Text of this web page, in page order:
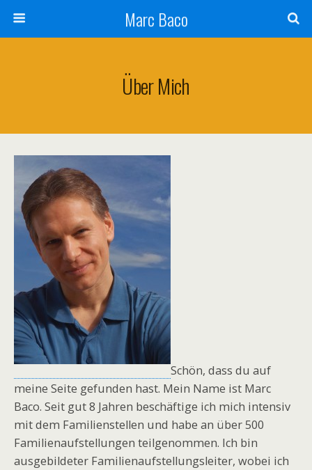
Marc Baco
Über Mich
Schön, dass du auf
meine Seite gefunden hast. Mein Name ist Marc
Baco. Seit gut 8 Jahren beschäftige ich mich intensiv
mit dem Familienstellen und habe an über 500
Familienaufstellungen teilgenommen. Ich bin
ausgebildeter Familienaufstellungsleiter, wobei ich